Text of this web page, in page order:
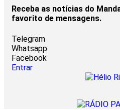
Receba as notícias do
favorito de mensagens.
Telegram
Whatsapp
Facebook
Entrar